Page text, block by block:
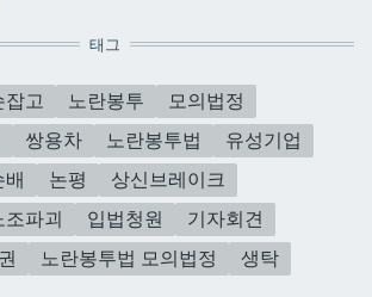
태그
잡고 노란봉투
모의법정
쌍용차 노란봉투법
유성기업
배 논평
상신브레이크
조파괴 입법청원
기자회견
노란봉투법 모의법정 생탁